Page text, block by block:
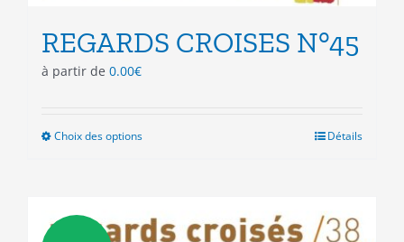
REGARDS CROISES N°45
à partir de 0.00€
Choix des optionsCe
variations.
Les
Détails